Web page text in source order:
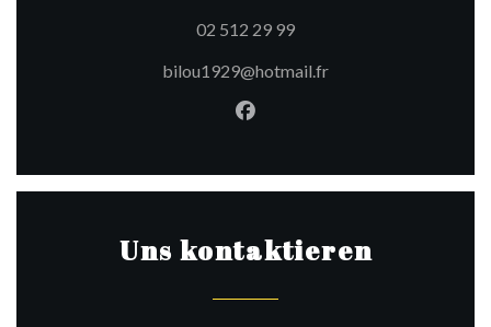
02 512 29 99
bilou1929@hotmail.fr
Facebook ((öffnet ein
Uns kontaktieren